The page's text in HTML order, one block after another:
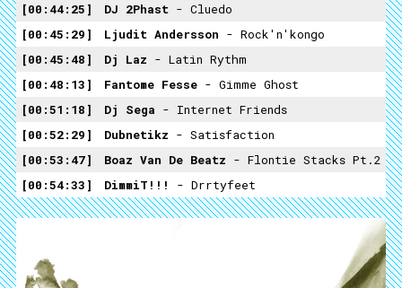
00:44:25
DJ 2Phast - Cluedo
00:45:29
Ljudit Andersson - Rock'n'kongo
00:45:48
Dj Laz - Latin Rythm
00:48:13
Fantome Fesse - Gimme Ghost
00:51:18
Dj Sega - Internet Friends
00:52:29
Dubnetikz - Satisfaction
00:53:47
Boaz Van De Beatz - Flontie Stacks Pt.2
00:54:33
DimmiT!!! - Drrtyfeet